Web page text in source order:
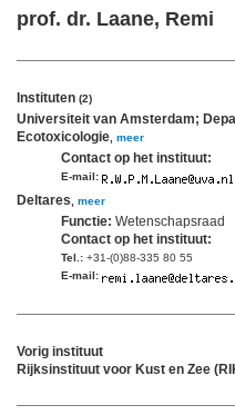
prof. dr. Laane, Remi
Instituten (2)
Universiteit van Amsterdam;
Ecotoxicologie meer
Contact op het instituut:
E-mail:
Deltares meer
Functie: Wetenschapsraad
Contact op het instituut:
Tel.: +31-(0)88-335 80 55
E-mail:
Vorig instituut
Rijksinstituut voor Kust en Zee